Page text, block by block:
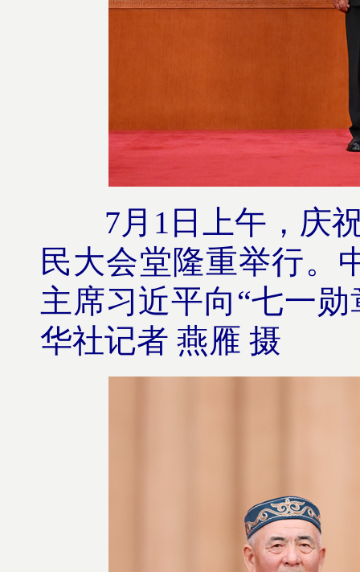
7月1日上午，庆祝
民大会堂隆重举行。
主席习近平向“七一
华社记者 燕雁 摄